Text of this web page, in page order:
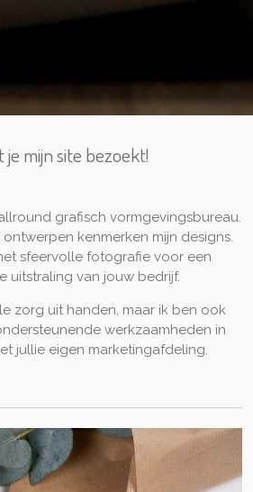
je mijn site bezoekt!
grafisch vormgevingsbureau.
kenmerken mijn designs.
sfeervolle fotografie voor een
uitstraling van jouw bedrijf.
zorg uit handen, maar ik ben ook
werkzaamheden in
jullie eigen marketingafdeling.